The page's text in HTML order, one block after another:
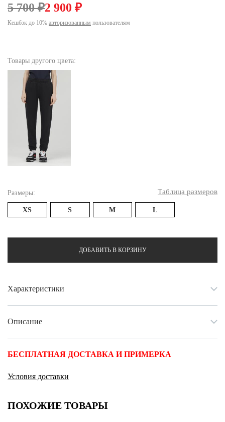
5 700 ₽2 900 ₽
Кешбэк до 10% авторизованным пользователям
Товары другого цвета:
Размеры: Таблица размеров
XS S M L
ДОБАВИТЬ В КОРЗИНУ
Характеристики
Описание
БЕСПЛАТНАЯ ДОСТАВКА И ПРИМЕРКА
Условия доставки
ПОХОЖИЕ ТОВАРЫ